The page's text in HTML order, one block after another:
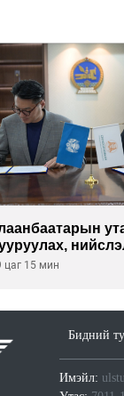
мэндийг
хамтран
цаг 15 мин
Бидний
Имэйл: